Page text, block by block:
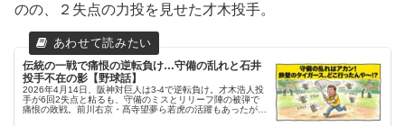
のの、２失点の力投を見せた才木投手。
伝統の一戦で痛恨の逆転負け…守備の乱れと石井
投手不在の影【野球話】
2026年4月14日、阪神対巨人は3-4で逆転負け。才木浩人投
手が6回2失点と粘るも、守備のミスとリリーフ陣の被弾で
痛恨の敗戦。前川右京・髙寺望夢ら若虎の活躍もあったが、